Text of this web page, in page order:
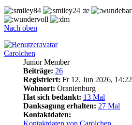
:te
Nach oben
Carolchen
Junior Member
Beiträge: 26
Registriert: Fr 12. Jun 2026, 14:22
Wohnort: Oranienburg
Hat sich bedankt: 13 Mal
Danksagung erhalten: 27 Mal
Kontaktdaten: